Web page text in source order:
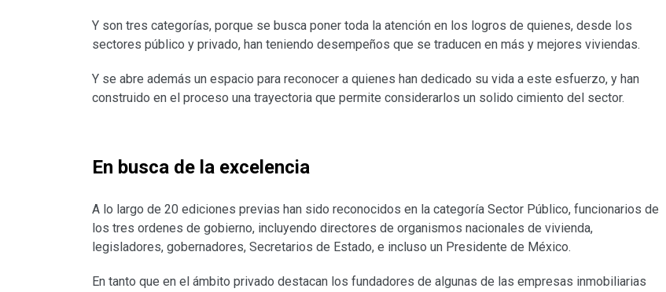
Y son tres categorías, porque se busca poner toda la atención en los logros de quienes, desde los
sectores público y privado, han teniendo desempeños que se traducen en más y mejores viviendas.
Y se abre además un espacio para reconocer a quienes han dedicado su vida a este esfuerzo, y han
construido en el proceso una trayectoria que permite considerarlos un solido cimiento del sector.
En busca de la excelencia
A lo largo de 20 ediciones previas han sido reconocidos en la categoría Sector Público, funcionarios de
los tres ordenes de gobierno, incluyendo directores de organismos nacionales de vivienda,
legisladores, gobernadores, Secretarios de Estado, e incluso un Presidente de México.
En tanto que en el ámbito privado destacan los fundadores de algunas de las empresas inmobiliarias